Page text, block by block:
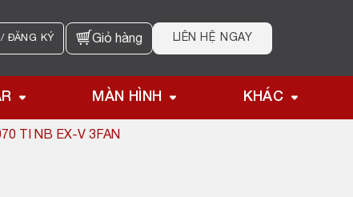
ĐĂNG KÝ Giỏ hàng LIÊN HỆ NGAY
MÀN HÌNH KHÁC
TI NB EX-V 3FAN